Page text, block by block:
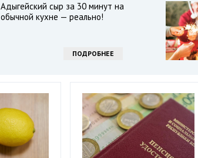
Адыгейский сыр за 30 минут на
обычной кухне — реально!
ПОДРОБНЕЕ